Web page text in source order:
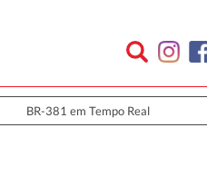
BR-381 em Tempo Real